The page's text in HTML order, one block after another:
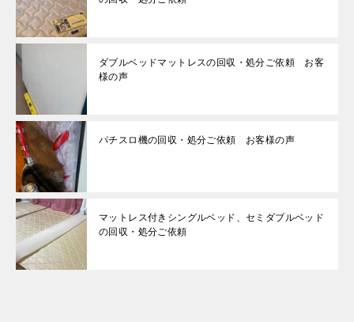
ダブルベッドマットレスの回収・処分ご依頼 お客
様の声
パチスロ機の回収・処分ご依頼 お客様の声
マットレス付きシングルベッド、セミダブルベッド
の回収・処分ご依頼